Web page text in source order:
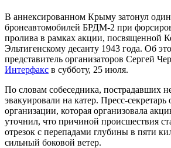
В аннексированном Крыму затонул один
бронеавтомобилей БРДМ-2 при
пролива в рамках акции, посвященной
Эльтигенскому десанту 1943 года. Об
представитель организаторов Сергей
Интерфакс в субботу, 25 июля.
По словам собеседника, пострадавших
эвакуировали на катер. Пресс-
организации, которая организовала
уточнил, что причиной происшествия
отрезок с перепадами глубины в пяти
сильный боковой ветер.